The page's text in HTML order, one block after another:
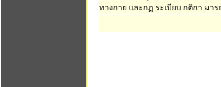
ทางกาย และกฏ ระเบียบ กติกา มา